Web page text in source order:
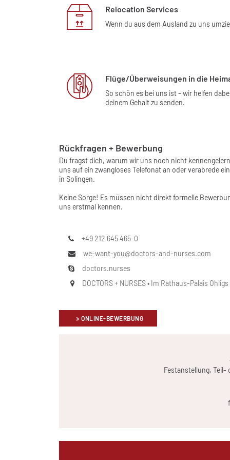
Relocation Services
Wenn du aus dem Ausland zu uns
Flüge/Überweisungen in die
So schön es bei uns ist – wir helfen
deinem Gehalt zu senden.
Rückfragen + Bewerbung
Du fragst dich, warum wir uns noch nicht
uns auf ein zwangloses Telefonat an oder verabrede
in Solingen.
Keine Sorge! Es müssen nicht direkt formelle
uns erstmal kennen.
+49 212 645 465-0
we-want-you@doctors-and-nurses.com
doctors.nurses
DOCTORS + NURSES • Im Rathaus-Palais
ONLINE-BEWERBUNG
Festanstellung, Teil-